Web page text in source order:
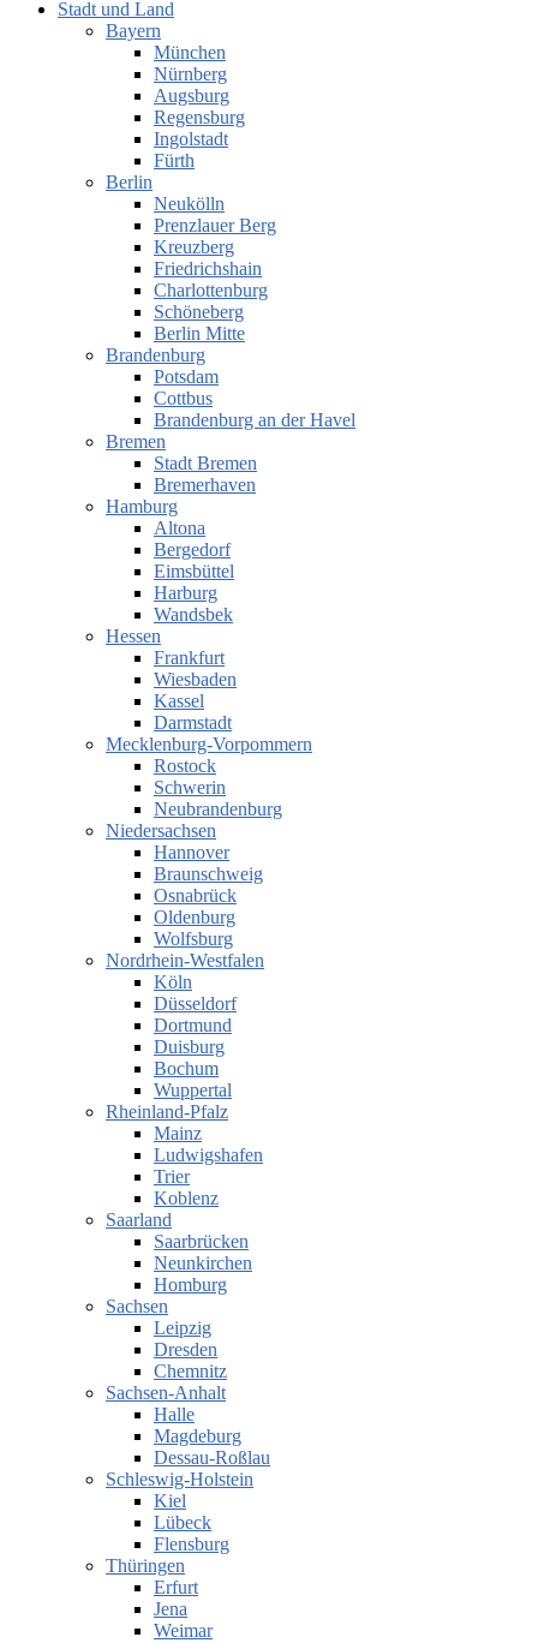
Stadt und Land
Bayern
München
Nürnberg
Augsburg
Regensburg
Ingolstadt
Fürth
Berlin
Neukölln
Prenzlauer Berg
Kreuzberg
Friedrichshain
Charlottenburg
Schöneberg
Berlin Mitte
Brandenburg
Potsdam
Cottbus
Brandenburg an der Havel
Bremen
Stadt Bremen
Bremerhaven
Hamburg
Altona
Bergedorf
Eimsbüttel
Harburg
Wandsbek
Hessen
Frankfurt
Wiesbaden
Kassel
Darmstadt
Mecklenburg-Vorpommern
Rostock
Schwerin
Neubrandenburg
Niedersachsen
Hannover
Braunschweig
Osnabrück
Oldenburg
Wolfsburg
Nordrhein-Westfalen
Köln
Düsseldorf
Dortmund
Duisburg
Bochum
Wuppertal
Rheinland-Pfalz
Mainz
Ludwigshafen
Trier
Koblenz
Saarland
Saarbrücken
Neunkirchen
Homburg
Sachsen
Leipzig
Dresden
Chemnitz
Sachsen-Anhalt
Halle
Magdeburg
Dessau-Roßlau
Schleswig-Holstein
Kiel
Lübeck
Flensburg
Thüringen
Erfurt
Jena
Weimar